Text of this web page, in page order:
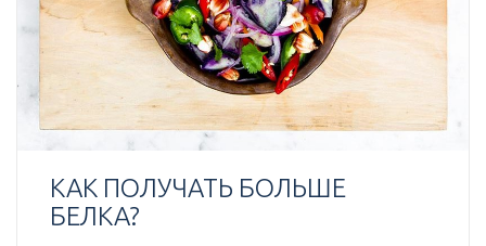
КАК ПОЛУЧАТЬ БОЛЬШЕ
БЕЛКА?